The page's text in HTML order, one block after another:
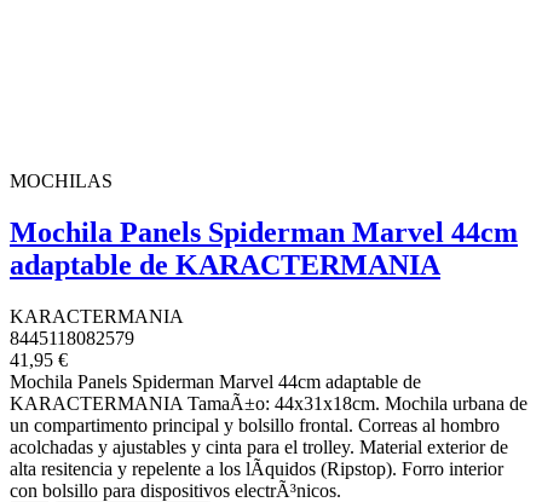
MOCHILAS
Mochila Panels Spiderman Marvel 44cm
adaptable de KARACTERMANIA
KARACTERMANIA
8445118082579
41,95 €
Mochila Panels Spiderman Marvel 44cm adaptable de
KARACTERMANIA TamaÃ±o: 44x31x18cm. Mochila urbana de
un compartimento principal y bolsillo frontal. Correas al hombro
acolchadas y ajustables y cinta para el trolley. Material exterior de
alta resitencia y repelente a los lÃ­quidos (Ripstop). Forro interior
con bolsillo para dispositivos electrÃ³nicos.